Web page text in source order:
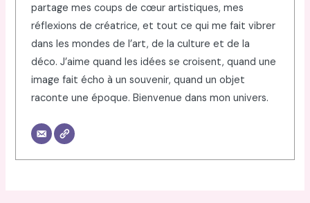
partage mes coups de cœur artistiques, mes
réflexions de créatrice, et tout ce qui me fait vibrer
dans les mondes de l’art, de la culture et de la
déco. J’aime quand les idées se croisent, quand une
image fait écho à un souvenir, quand un objet
raconte une époque. Bienvenue dans mon univers.